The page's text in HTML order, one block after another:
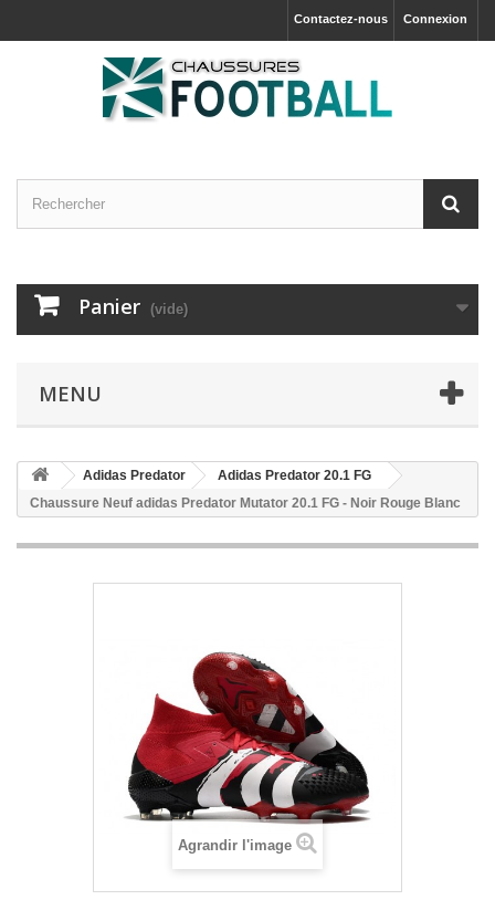
Connexion
Contactez-nous
Panier (vide)
MENU
Adidas Predator
Adidas Predator 20.1 FG
Chaussure Neuf adidas Predator Mutator 20.1 FG - Noir Rouge Blanc
Agrandir l'image